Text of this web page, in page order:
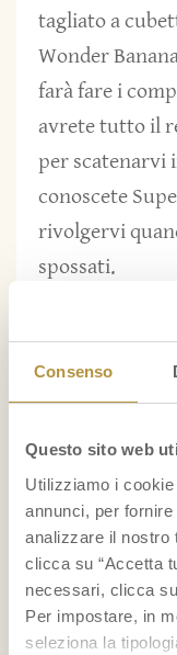
Consenso
Questo sito web
Utilizziamo i
annunci, per
analizzare il nostro
clicca su “Accetta
necessari, clicca
Per impostare, in
seleziona la
tagliato a
Wonder
farà fare i
avrete tutto il
per scatenarvi
conoscete
rivolgervi
spossati.